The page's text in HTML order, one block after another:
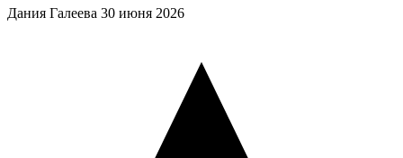
Дания Галеева 30 июня 2026